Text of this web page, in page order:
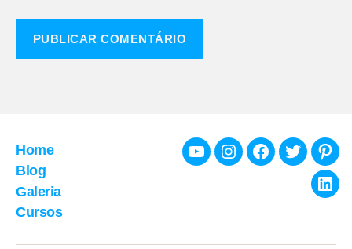
Home
Blog
Galeria
Cursos
YoutubeInstagramFacebook
Twitter